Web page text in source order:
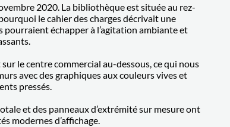
2020. La bibliothèque est située au rez-
le cahier des charges décrivait une
pourraient échapper à l’agitation ambiante et
le centre commercial au-dessous, ce qui nous
avec des graphiques aux couleurs vives et
pressés.
et des panneaux d’extrémité sur mesure ont
modernes d’affichage.